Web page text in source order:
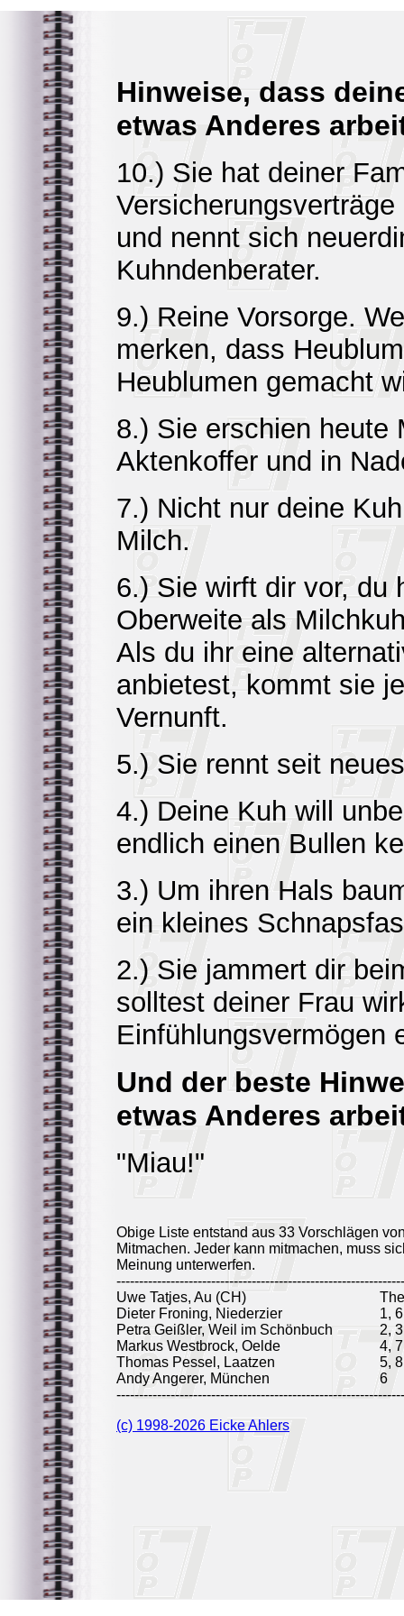
Hinweise, dass
etwas Anderes
10.) Sie hat deiner
und nennt sich
Kuhndenberater.
9.) Reine Vorsorge.
merken, dass
Heublumen gemacht
8.) Sie erschien heute
Aktenkoffer und in
7.) Nicht nur deine
Milch.
6.) Sie wirft dir vor, du
Oberweite als
Als du ihr eine
anbietest, kommt sie
Vernunft.
5.) Sie rennt seit
4.) Deine Kuh will
endlich einen Bullen
3.) Um ihren Hals
ein kleines
2.) Sie jammert dir
solltest deiner Frau
Einfühlungsvermögen
Und der beste
etwas Anderes
"Miau!"
Obige Liste entstand aus 33 Vorschlägen
Mitmachen. Jeder kann mitmachen, muss
Meinung unterwerfen.
Uwe Tatjes, Au (CH)
Dieter Froning, Niederzier
1, 6
Petra Geißler, Weil im Schönbuch
2,
Markus Westbrock, Oelde
4,
Thomas Pessel, Laatzen
5, 8
Andy Angerer, München
6
(c) 1998-2026 Eicke Ahlers